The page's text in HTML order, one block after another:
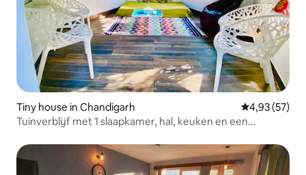
Tiny house in Chandigarh Gemiddelde
4,93 (57)
Tuinverblijf met 1 slaapkamer, hal, keuken en een